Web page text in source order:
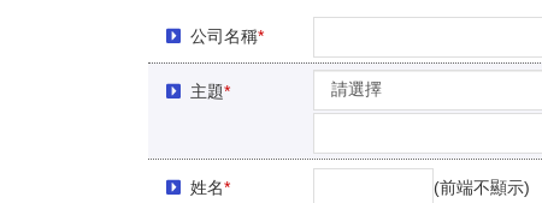
公司名稱*
主題*
姓名* (前端不顯示)